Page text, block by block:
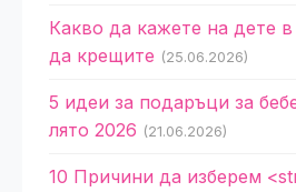
Какво да кажете на дете
да крещите (25.06.2026)
5 идеи за подаръци за
лято 2026 (21.06.2026)
10 Причини да изберем